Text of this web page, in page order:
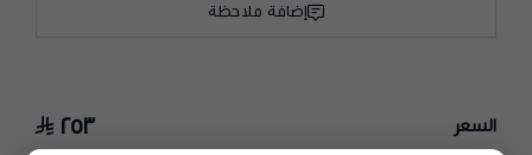
إضافة ملاحظة
السعر ٢٥٣